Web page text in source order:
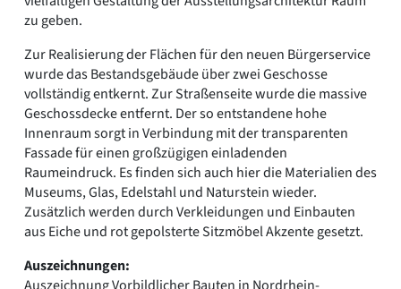
zu geben.
Zur Realisierung der Flächen für den neuen Bürgerservice
wurde das Bestandsgebäude über zwei Geschosse
vollständig entkernt. Zur Straßenseite wurde die massive
Geschossdecke entfernt. Der so entstandene hohe
Innenraum sorgt in Verbindung mit der transparenten
Fassade für einen großzügigen einladenden
Raumeindruck. Es finden sich auch hier die Materialien des
Museums, Glas, Edelstahl und Naturstein wieder.
Zusätzlich werden durch Verkleidungen und Einbauten
aus Eiche und rot gepolsterte Sitzmöbel Akzente gesetzt.
Auszeichnungen: